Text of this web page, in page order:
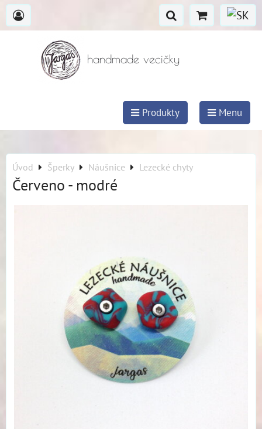
handmade vecičky
Produkty Menu
Úvod Šperky Náušnice Lezecké chyty
Červeno - modré